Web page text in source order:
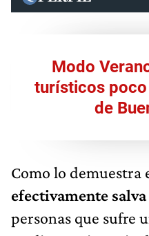
Modo
turísticos
de
Como lo demuestra
efectivamente
personas que sufre